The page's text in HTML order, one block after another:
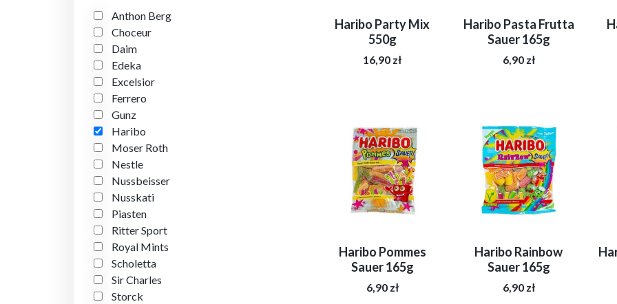
Anthon Berg
Choceur
Daim
Edeka
Excelsior
Ferrero
Gunz
Haribo
Moser Roth
Nestle
Nussbeisser
Nusskati
Piasten
Ritter Sport
Royal Mints
Scholetta
Sir Charles
Storck
Haribo Party Mix
550g
16,90 zł
Haribo Pasta Frutta
Sauer 165g
6,90 zł
Haribo Pommes
Sauer 165g
6,90 zł
Haribo Rainbow
Sauer 165g
6,90 zł